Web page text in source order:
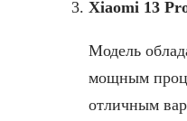
Xiaomi 13
Модель
мощным
отличным